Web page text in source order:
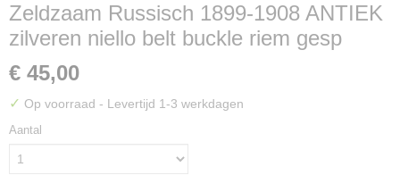
Zeldzaam Russisch 1899-1908 ANTIEK
zilveren niello belt buckle riem gesp
€ 45,00
✓ Op voorraad - Levertijd 1-3 werkdagen
Aantal